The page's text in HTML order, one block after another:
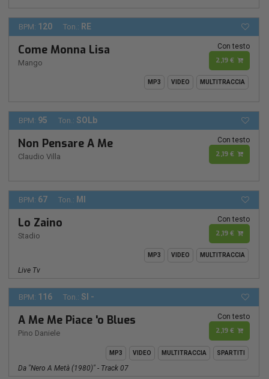
BPM: 120 Ton.: RE
Come Monna Lisa
Mango
Con testo
2,19 €
MP3 VIDEO MULTITRACCIA
BPM: 95 Ton.: SOLb
Non Pensare A Me
Claudio Villa
Con testo
2,19 €
BPM: 67 Ton.: MI
Lo Zaino
Stadio
Con testo
2,19 €
MP3 VIDEO MULTITRACCIA
Live Tv
BPM: 116 Ton.: SI -
A Me Me Piace 'o Blues
Pino Daniele
Con testo
2,19 €
MP3 VIDEO MULTITRACCIA SPARTITI
Da "Nero A Metà (1980)" - Track 07